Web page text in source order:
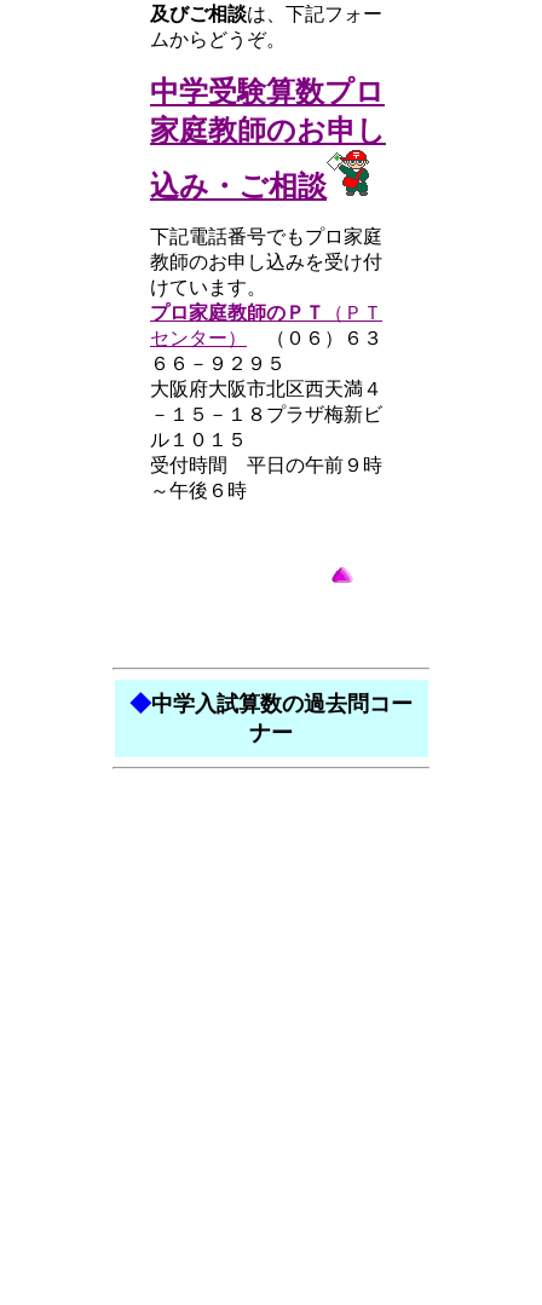
及びご相談は、下記フォー
ムからどうぞ。
中学受験算数プロ
家庭教師のお申し
込み・ご相談
下記電話番号でもプロ家庭
教師のお申し込みを受け付
けています。
プロ家庭教師のＰＴ
（ＰＴ
センター）
（０６）６３
６６－９２９５
大阪府大阪市北区西天満４
－１５－１８プラザ梅新ビ
ル１０１５
受付時間 平日の午前９時
～午後６時
◆中学入試算数の過去問コー
ナー